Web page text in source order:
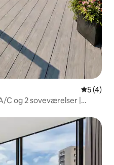
5 ud af 5
5 (4)
C og 2 soveværelser |